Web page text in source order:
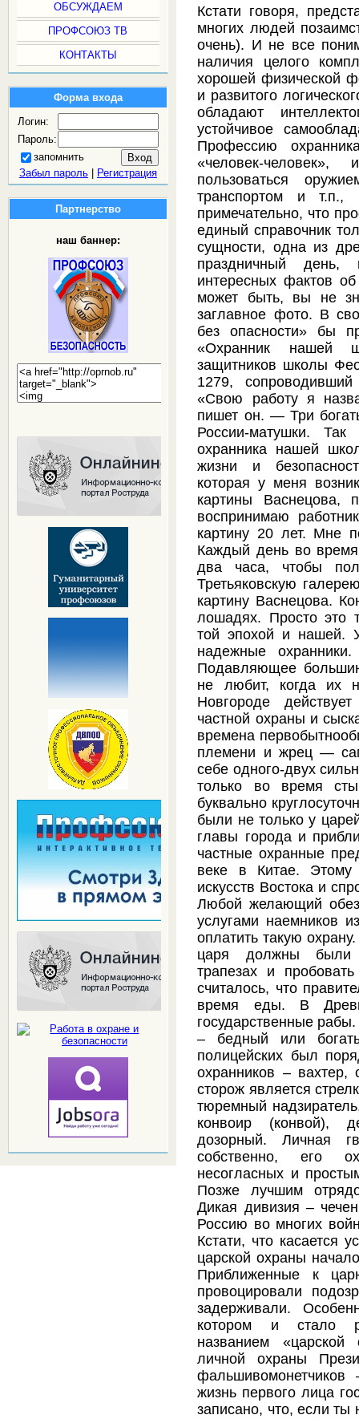
ОБСУЖДАЕМ
ПРОФСОЮЗ ТВ
КОНТАКТЫ
Форма входа
Логин:
Пароль:
запомнить
Забыл пароль| Регистрация
Партнерство
наш баннер:
Кстати говоря,
многих людей
очень). И не все
наличия целого
хорошей физической
и развитого
обладают
устойчивое
Профессию
«человек-
пользоваться
транспортом и т.п.,
примечательно, что
единый справочник
сущности, одна из
праздничный день,
интересных фактов
может быть, вы не
заглавное фото. В
без опасности» бы
«Охранник нашей
защитников школы
1279,
«Свою работу я
пишет он. — Три
России-матушки.
охранника нашей
жизни и
которая у меня
картины
воспринимаю
картину 20 лет. Мне
Каждый день во
два часа, чтобы
Третьяковскую
картину Васнецова.
лошадях. Просто это
той эпохой и нашей.
надежные
Подавляющее
не любит, когда их
Новгороде
частной охраны и
времена
племени и жрец —
себе одного-двух
только во время
буквально
были не только у
главы города и
частные охранные
веке в Китае. Этому
искусств Востока и
Любой желающий
услугами наемников
оплатить такую
царя должны были
трапезах и
считалось, что
время еды. В
государственные
– бедный или
полицейских был
охранников – вахтер,
сторож является
тюремный
конвоир (конвой),
дозорный. Личная
собственно, его
несогласных и
Позже лучшим
Дикая дивизия –
Россию во многих
Кстати, что касается
царской охраны
Приближенные к
провоцировали
задерживали.
котором и стало
названием «царской
личной охраны
жизнь первого лица
записано, что, если ты